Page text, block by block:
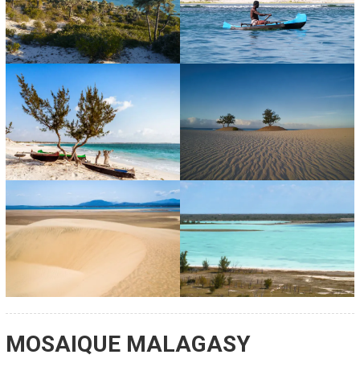
i
r
a
t
i
o
n
”
MOSAIQUE MALAGASY